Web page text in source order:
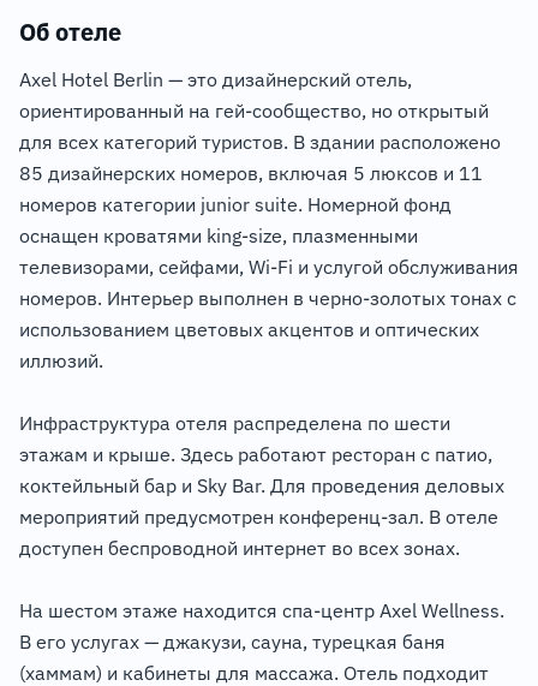
Об отеле
Axel Hotel Berlin — это дизайнерский отель,
ориентированный на гей-сообщество, но открытый
для всех категорий туристов. В здании расположено
85 дизайнерских номеров, включая 5 люксов и 11
номеров категории junior suite. Номерной фонд
оснащен кроватями king-size, плазменными
телевизорами, сейфами, Wi-Fi и услугой обслуживания
номеров. Интерьер выполнен в черно-золотых тонах с
использованием цветовых акцентов и оптических
иллюзий.
Инфраструктура отеля распределена по шести
этажам и крыше. Здесь работают ресторан с патио,
коктейльный бар и Sky Bar. Для проведения деловых
мероприятий предусмотрен конференц-зал. В отеле
доступен беспроводной интернет во всех зонах.
На шестом этаже находится спа-центр Axel Wellness.
В его услугах — джакузи, сауна, турецкая баня
(хаммам) и кабинеты для массажа. Отель подходит